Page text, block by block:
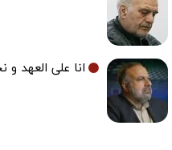
انا علی العهد